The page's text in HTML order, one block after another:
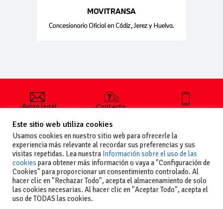
-Aviso legal
generales
de uso
-Política de
privacidad
-Política de
cookies
-Contacto
publicar un
anuncio
-Vende+
+34 627 35
Este sitio web utiliza cookies
Usamos cookies en nuestro sitio web para ofrecerle la
experiencia más relevante al recordar sus preferencias y sus
visitas repetidas. Lea nuestra Información sobre el uso de las
cookies para obtener más información o vaya a "Configuración de
Cookies" para proporcionar un consentimiento controlado. Al
hacer clic en "Rechazar Todo", acepta el almacenamiento de solo
las cookies necesarias. Al hacer clic en "Aceptar Todo", acepta el
uso de TODAS las cookies.